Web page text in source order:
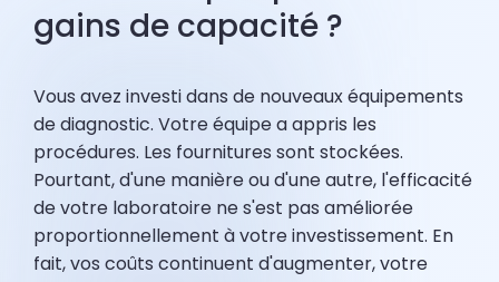
gains de capacité ?
Vous avez investi dans de nouveaux équipements
de diagnostic. Votre équipe a appris les
procédures. Les fournitures sont stockées.
Pourtant, d'une manière ou d'une autre, l'efficacité
de votre laboratoire ne s'est pas améliorée
proportionnellement à votre investissement. En
fait, vos coûts continuent d'augmenter, votre